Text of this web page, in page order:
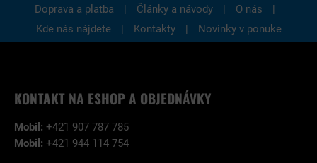
Doprava a platba | Články a návody | O nás
|
Kde nás nájdete
| Kontakty | Novinky v ponuke
KONTAKT NA ESHOP A OBJEDNÁVKY
Mobil: +421 907 787 785
Mobil: +421 944 114 754